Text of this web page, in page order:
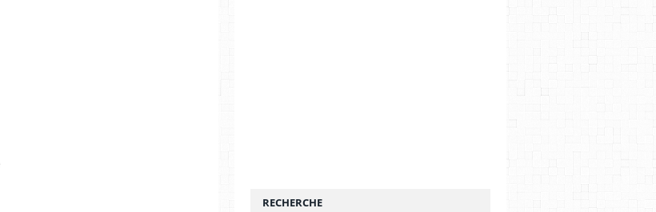
RECHERCHE